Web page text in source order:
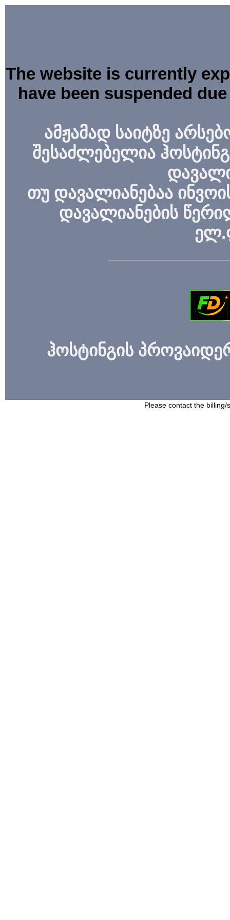
The website is currently
have been suspended
ამჟამად საიტზე
შესაძლებელია
თუ დავალიანებაა
დავალიანების
ჰოსტინგის
Please contact the